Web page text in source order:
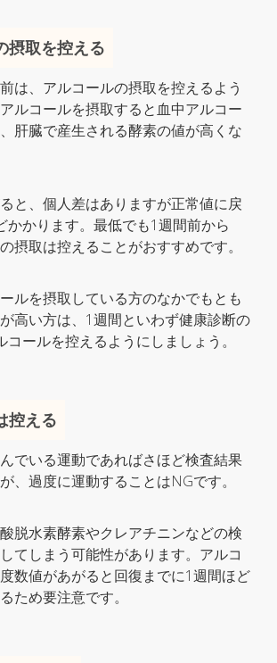
摂取を控える
は、アルコールの摂取を控えるよう
ルコールを摂取すると血中アルコー
肝臓で産生される酵素の値が高くな
と、個人差はありますが正常値に戻
かかります。最低でも1週間前から
摂取は控えることがおすすめです。
ルを摂取している方のなかでもとも
高い方は、1週間といわず健康診断の
ールを控えるようにしましょう。
控える
でいる運動であればさほど検査結果
、過度に運動することはNGです。
脱水素酵素やクレアチニンなどの検
てしまう可能性があります。アルコ
数値があがると回復までに1週間ほど
ため要注意です。